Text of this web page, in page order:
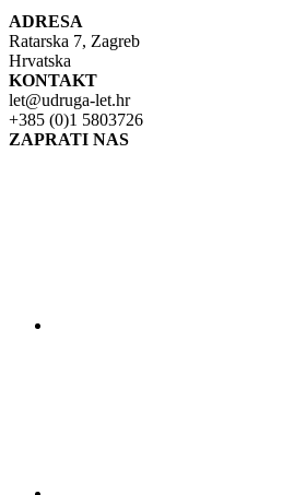
ADRESA
Ratarska 7, Zagreb
Hrvatska
KONTAKT
let@udruga-let.hr
+385 (0)1 5803726
ZAPRATI NAS